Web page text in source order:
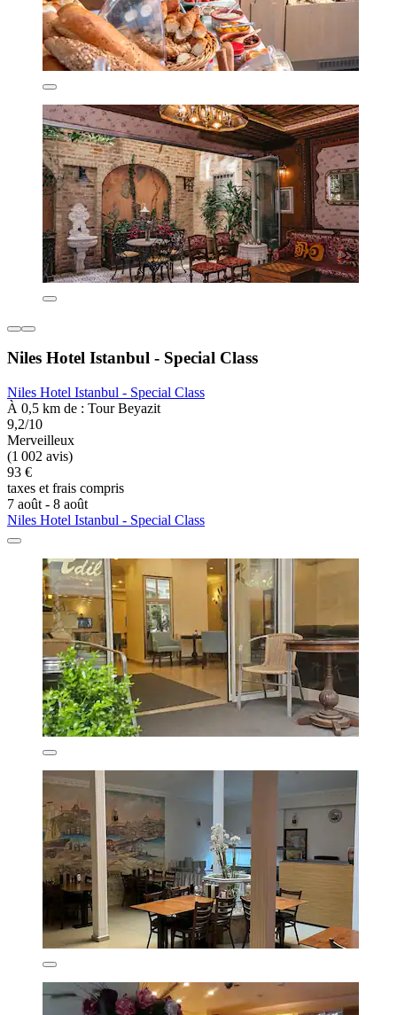
Niles Hotel Istanbul - Special Class
Niles Hotel Istanbul - Special Class
À 0,5 km de : Tour Beyazit
9,2/10
Merveilleux
(1 002 avis)
93 €
taxes et frais compris
7 août - 8 août
Niles Hotel Istanbul - Special Class